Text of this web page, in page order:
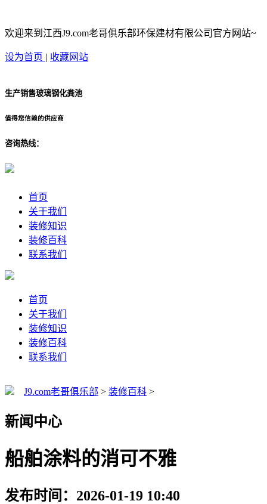
欢迎来到江西J9.com老哥俱乐部环保建材有限公司官方网站~
设为首页 | 收藏网站
生产销售玻璃钢化粪池
值得您信赖的供应商
咨询热线：
首页
关于我们
装修知识
装修百科
联系我们
首页
关于我们
装修知识
装修百科
联系我们
J9.com老哥俱乐部 > 装修百科 >
新闻中心
船舶涂料的消可不雅
发布时间：2026-01-19 10:40